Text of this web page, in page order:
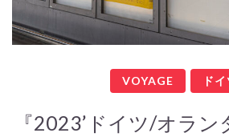
VOYAGE ド
『2023’ドイツ/オラ